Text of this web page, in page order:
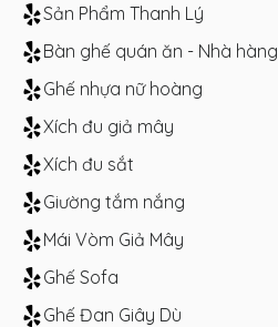
Sản Phẩm Thanh Lý
Bàn ghế quán ăn - Nhà hàng
Ghế nhựa nữ hoàng
Xích đu giả mây
Xích đu sắt
Giường tắm nắng
Mái Vòm Giả Mây
Ghế Sofa
Ghế Đan Giây Dù